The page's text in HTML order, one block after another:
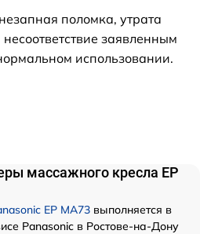
поломка, утрата
заявленным
использовании.
массажного кресла EP
EP MA73 выполняется в
Panasonic в Ростове-на-Дону